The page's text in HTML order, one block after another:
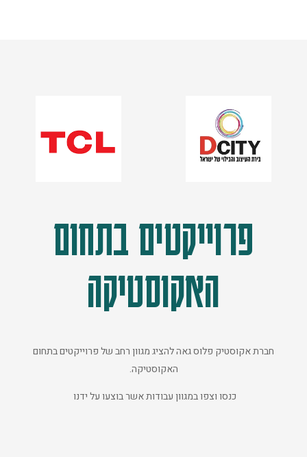
פרוייקטים בתחום
האקוסטיקה
חברת אקוסטיק פלוס גאה להציג מגוון רחב של פרוייקטים בתחום
האקוסטיקה.
כנסו וצפו במגוון עבודות אשר בוצעו על ידנו